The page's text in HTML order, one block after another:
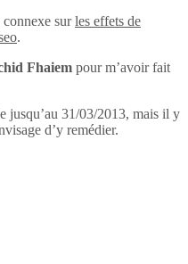
connexe surles effets de
.
Fhaiem pour m’avoir fait
jusqu’au 31/03/2013, mais il y
d’y remédier.